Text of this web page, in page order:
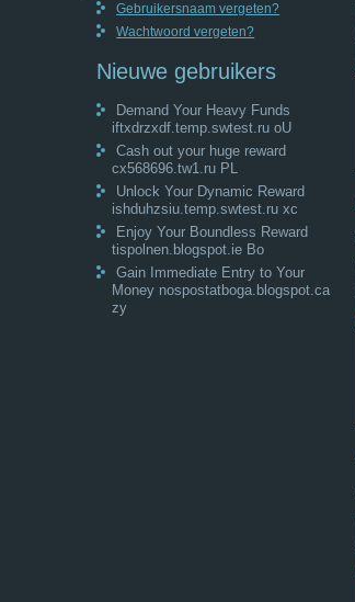
Gebruikersnaam vergeten?
Wachtwoord vergeten?
Nieuwe gebruikers
Demand Your Heavy Funds
iftxdrzxdf.temp.swtest.ru oU
Cash out your huge reward
cx568696.tw1.ru PL
Unlock Your Dynamic Reward
ishduhzsiu.temp.swtest.ru xc
Enjoy Your Boundless Reward
tispolnen.blogspot.ie Bo
Gain Immediate Entry to Your
Money nospostatboga.blogspot.ca
zy